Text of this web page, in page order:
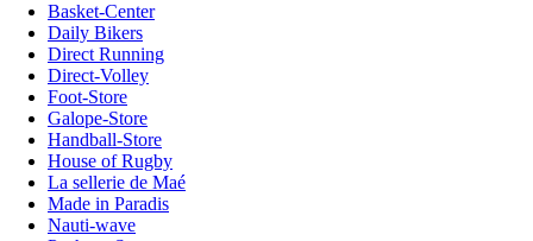
Basket-Center
Daily Bikers
Direct Running
Direct-Volley
Foot-Store
Galope-Store
Handball-Store
House of Rugby
La sellerie de Maé
Made in Paradis
Nauti-wave